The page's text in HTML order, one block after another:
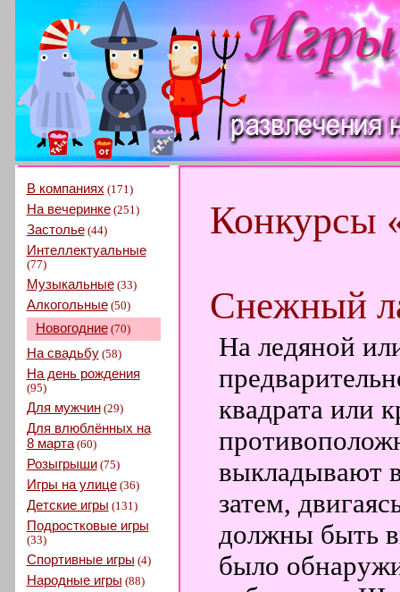
В компаниях (171)
На вечеринке(251)
Застолье(44)
Интеллектуальные
(77)
Музыкальные(33)
Алкогольные(50)
Новогодние(70)
На свадьбу(58)
На день рождения
(95)
Для мужчин(29)
Для влюблённых на
8 марта(60)
Розыгрыши(75)
Игры на улице(36)
Детские игры (131)
Подростковые игры
(33)
Спортивные игры (4)
Народные игры (88)
Конкурсы
Снежный
На ледяной
квадрата или
выкладывают
затем,
должны быть
было